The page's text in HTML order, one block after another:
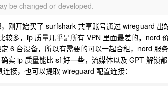
be changed or developed.
刚开始买了 surfshark 共享账号通过 wireguard 出
较多，ip 质量几乎是所有 VPN 里面最差的，nord
6 台设备，所以有需要的可以一起合租，nord 服务
实 ip 质量能比 sf 好一些，流媒体以及 GPT 解锁都
接，也可以提取 wireguard 配置连接：